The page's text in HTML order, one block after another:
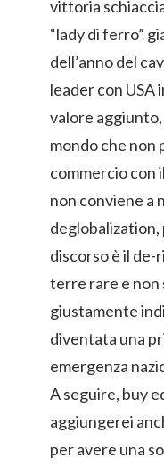
vittoria
“lady di ferro”
dell’anno del
leader con
valore
mondo che non
commercio con
non conviene a
discorso è il de-
terre rare e non
giustamente
diventata una
emergenza
A seguire, buy
aggiungerei
per avere una